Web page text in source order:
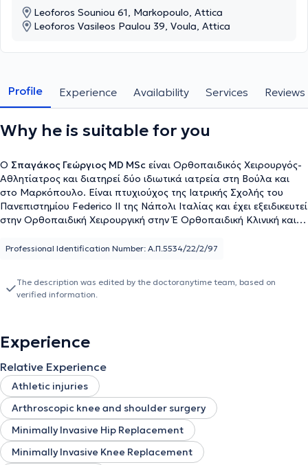
Leoforos Souniou 61, Markopoulo, Attica
Leoforos Vasileos Paulou 39, Voula, Attica
Profile Experience Availability Services Reviews
Why he is suitable for you
Ο Σπαγάκος Γεώργιος MD MSc είναι Ορθοπαιδικός Χειρουργός-
Αθλητίατρος και διατηρεί δύο ιδιωτικά ιατρεία στη Βούλα και
στο Μαρκόπουλο. Είναι πτυχιούχος της Ιατρικής Σχολής του
Πανεπιστημίου Federico II της Νάπολι Ιταλίας και έχει εξειδικευτεί
στην Ορθοπαιδική Χειρουργική στην Έ Ορθοπαιδική Κλινική και
ολοκλήρωσε την ειδικότητά του στην Ορθοπαιδική
"Π. & Α Κυριακού" στην Ορθοπαιδική Παίδων. Συνέχισε τη
μετεκπαίδευση του στη Μασσαλία της Γαλλίας European School
με την Αθλητιατρική ως ιατρός ομάδων και αθλητών/τριων.
στη Νέα Υόρκη και στη Μασσαλία. Είναι αναγνωρισμένος
Αθλητίατρος (FIMS Team Physician) από την FIMS (International
Federation Of Sports Medicine). Είναι εξειδικευμένος στη Βιο-
ορθοπαιδική, μια νέα υποειδικότητα της ορθοπαιδικής, που
σχετίζεται με την αναγέννηση των ιστών με βιολογικούς
παράγοντες και είναι κάτοχος μεταπτυχιακού τίτλου
Αναγεννητικής Ιατρικής του Αριστοτέλειου Πανεπιστημίου
Professional Identification Number: Α.Π.5534/22/2/97
The description was edited by the doctoranytime team, based on
verified information.
Experience
Relative Experience
Athletic injuries
Arthroscopic knee and shoulder surgery
Minimally Invasive Hip Replacement
Minimally Invasive Knee Replacement